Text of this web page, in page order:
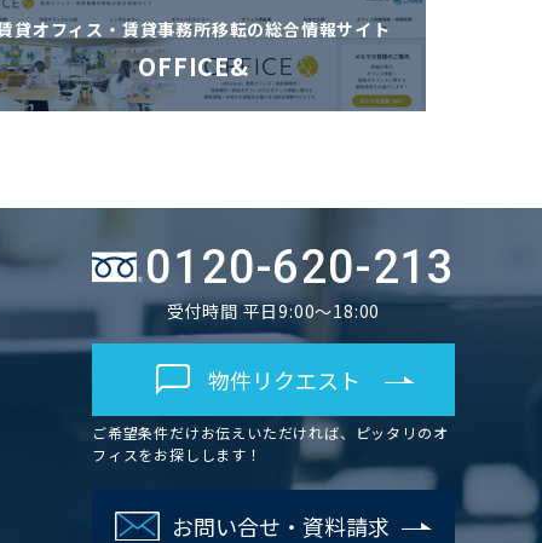
貸オフィス・賃貸事務所移転の総合情報サイト
OFFICE&
0120-620-213
受付時間 平日9:00～18:00
物件リクエスト
ご希望条件だけお伝えいただければ、ピッタリのオ
フィスをお探しします！
お問い合せ・資料請求